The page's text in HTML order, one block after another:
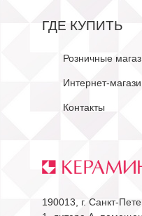
ГДЕ КУПИТЬ
Розничные
Интернет-
Контакты
190013, г. Санкт-